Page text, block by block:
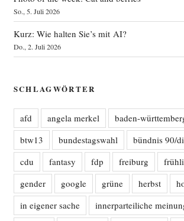
So., 5. Juli 2026
Kurz: Wie halten Sie’s mit AI?
Do., 2. Juli 2026
SCHLAGWÖRTER
afd angela merkel baden-
btw13
bundestagswahl
bündnis 90/
cdu
fantasy fdp freiburg
gender
google grüne herbst
in eigener sache
innerparteiliche